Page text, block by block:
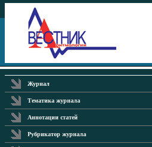
Журнал
Тематика журнала
Аннотации статей
Рубрикатор журнала